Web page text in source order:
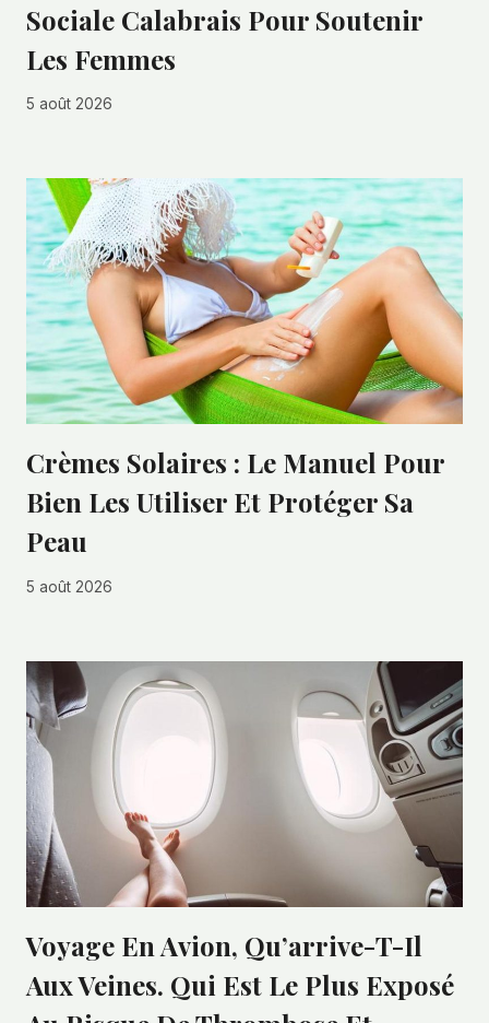
Sociale Calabrais Pour Soutenir
Les Femmes
5 août 2026
Crèmes Solaires : Le Manuel Pour
Bien Les Utiliser Et Protéger Sa
Peau
5 août 2026
Voyage En Avion, Qu’arrive-T-Il
Aux Veines. Qui Est Le Plus Exposé